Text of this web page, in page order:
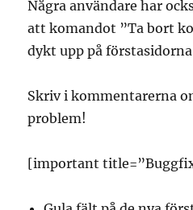
Några användare har
att komandot ”Ta bort
dykt upp på
Skriv i kommentarerna
problem!
[important